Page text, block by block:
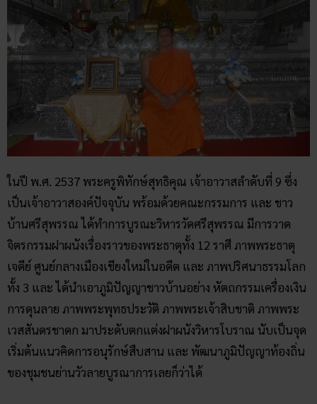
ในปี พ.ศ. 2537 พระครูพิทักษ์สุทธิคุณ เจ้าอาวาสลำดับที่ 9 ซึ่ง
เป็นเจ้าอาวาสองค์ปัจจุบัน พร้อมด้วยคณะกรรมการ และ ชาว
บ้านศรีสุพรรณ ได้ทำการบูรณะวิหารวัดศรีสุพรรณ มีการวาด
จิตรกรรมฝาผนังเรื่องราวของพระธาตุทั้ง 12 ราศี ภาพพระธาตุ
เจดีย์ ศูนย์กลางเมืองเชียงใหม่ในอดีต และ ภาพปริศนาธรรมโลก
ทั้ง 3 และ ได้นำเอาภูมิปัญญาชาวบ้านอย่าง หัตถกรรมเครื่องเงิน
การดุนลาย ภาพพระพุทธประวัติ ภาพพระเจ้าสิบชาติ ภาพพระ
เวสสันดรชาดก มาประดับตกแต่งฝาผนังวิหารโบราณ นับเป็นจุด
เริ่มต้นแนวคิดการอนุรักษ์สืบสาน และ พัฒนาภูมิปัญญาท้องถิ่น
ของชุมชนย่านวัวลายบูรณาการเลยก็ว่าได้